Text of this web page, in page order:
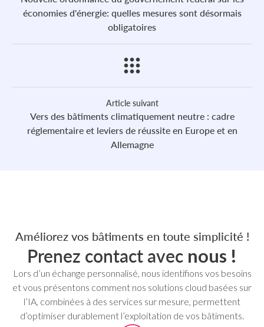
économies d'énergie: quelles mesures sont désormais
obligatoires
Article suivant
Vers des bâtiments climatiquement neutre : cadre
réglementaire et leviers de réussite en Europe et en
Allemagne
Améliorez vos bâtiments en toute simplicité !
Prenez contact avec nous !
Lors d’un échange personnalisé, nous identifions vos besoins
et vous présentons comment nos solutions cloud basées sur
l’IA, combinées à des services sur mesure, permettent
d’optimiser durablement l’exploitation de vos bâtiments.